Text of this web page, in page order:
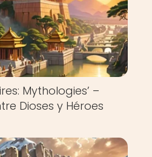
Mythologies’ –
Dioses y Héroes